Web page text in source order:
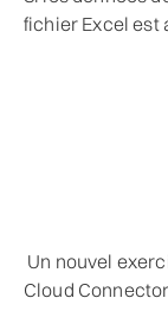
fichier Excel est
Un nouvel
Cloud